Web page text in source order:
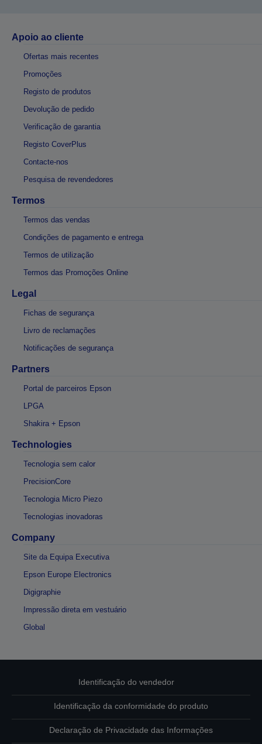
Apoio ao cliente
Ofertas mais recentes
Promoções
Registo de produtos
Devolução de pedido
Verificação de garantia
Registo CoverPlus
Contacte-nos
Pesquisa de revendedores
Termos
Termos das vendas
Condições de pagamento e entrega
Termos de utilização
Termos das Promoções Online
Legal
Fichas de segurança
Livro de reclamações
Notificações de segurança
Partners
Portal de parceiros Epson
LPGA
Shakira + Epson
Technologies
Tecnologia sem calor
PrecisionCore
Tecnologia Micro Piezo
Tecnologias inovadoras
Company
Site da Equipa Executiva
Epson Europe Electronics
Digigraphie
Impressão direta em vestuário
Global
Identificação do vendedor
Identificação da conformidade do produto
Declaração de Privacidade das Informações